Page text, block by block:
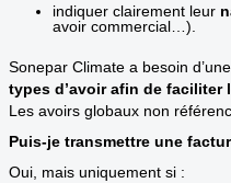
indiquer clairement leur
avoir commercial…).
Sonepar Climate a besoin d’une
types d’avoir afin de faciliter
Les avoirs globaux non
Puis-je transmettre une
Oui, mais uniquement si :